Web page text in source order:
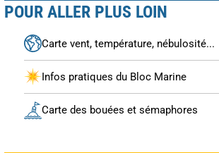
POUR ALLER PLUS LOIN
Carte vent, température, nébulosité...
Infos pratiques du Bloc Marine
Carte des bouées et sémaphores